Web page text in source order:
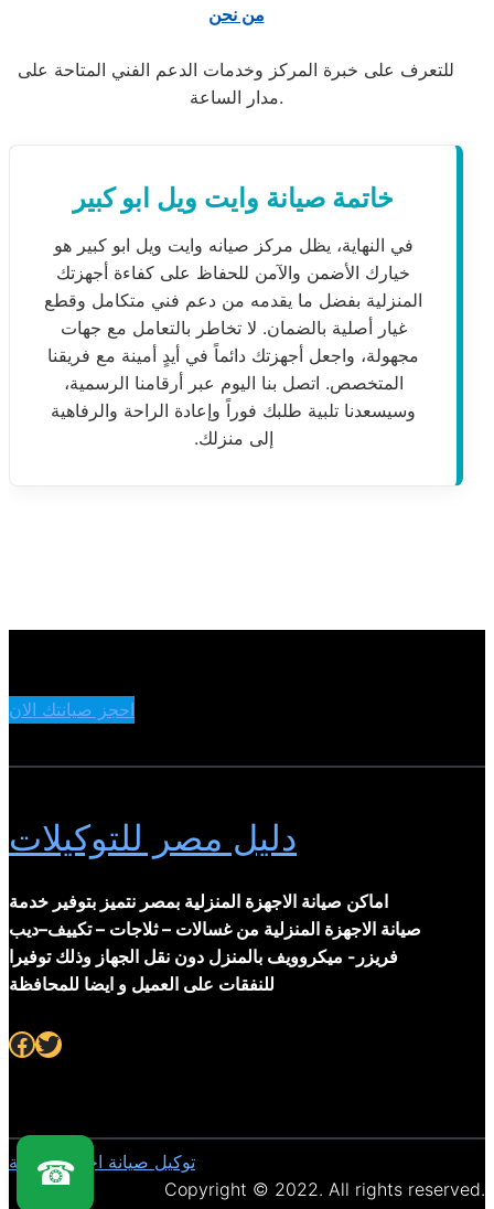
من نحن
للتعرف على خبرة المركز وخدمات الدعم الفني المتاحة على
مدار الساعة.
خاتمة صيانة وايت ويل ابو كبير
في النهاية، يظل مركز صيانه وايت ويل ابو كبير هو
خيارك الأضمن والآمن للحفاظ على كفاءة أجهزتك
المنزلية بفضل ما يقدمه من دعم فني متكامل وقطع
غيار أصلية بالضمان. لا تخاطر بالتعامل مع جهات
مجهولة، واجعل أجهزتك دائماً في أيدٍ أمينة مع فريقنا
المتخصص. اتصل بنا اليوم عبر أرقامنا الرسمية،
وسيسعدنا تلبية طلبك فوراً وإعادة الراحة والرفاهية
إلى منزلك.
احجز صيانتك الان
دليل مصر للتوكيلات
اماكن صيانة الاجهزة المنزلية بمصر نتميز بتوفير خدمة
صيانة الاجهزة المنزلية من غسالات – ثلاجات – تكييف–ديب
فريزر- ميكروويف بالمنزل دون نقل الجهاز وذلك توفيرا
للنفقات على العميل و ايضا للمحافظة
Facebook Twitter
توكيل صيانة اجهزة منزلية
Copyright © 2022. All rights reserved.
☎